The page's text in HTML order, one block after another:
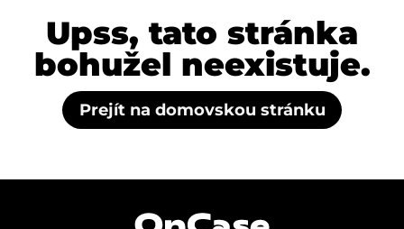
Upss, tato stránka
bohužel neexistuje.
Prejít na domovskou stránku